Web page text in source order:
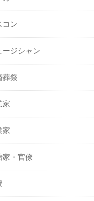
コン
ージシャン
葬祭
家
家
家・官僚